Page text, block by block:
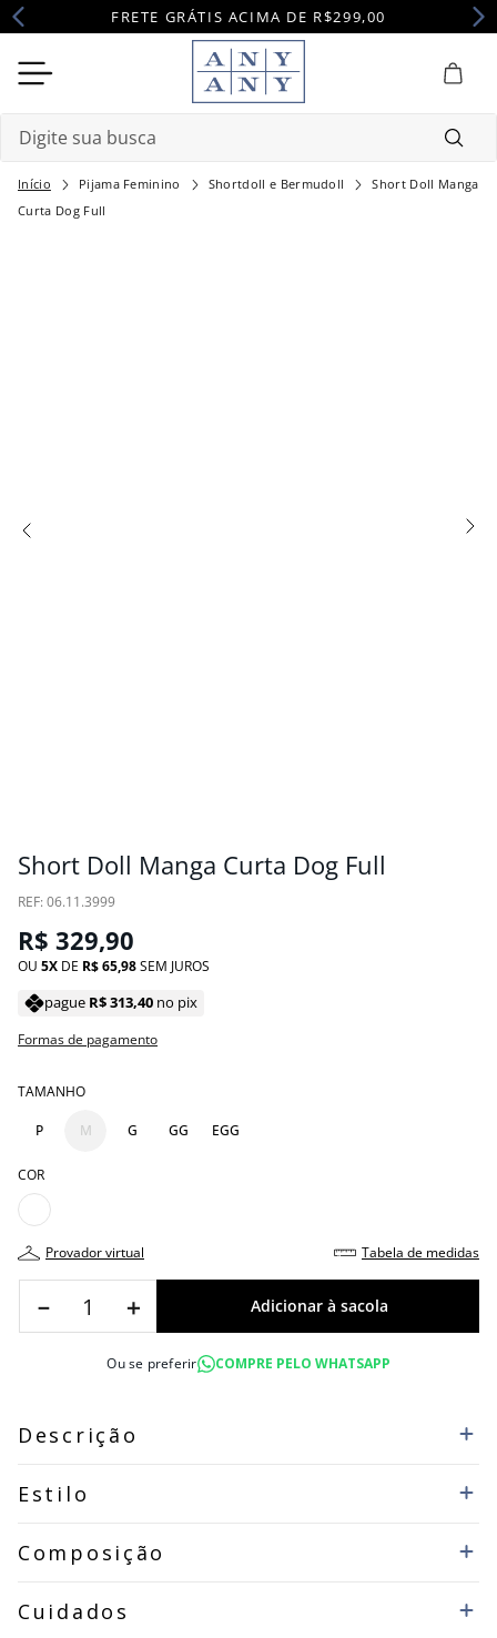
FRETE GRÁTIS ACIMA DE R$299,00
Pijama Feminino Shortdoll e Bermudoll
Short Doll Manga
Curta Dog Full
Short Doll Manga Curta Dog Full
: 06.11.3999
R$ 329,90
OU 5 DE R$65,98SEM JUROS
pague R$313,40 no pix
Formas de pagamento
TAMANHO
P M G GG EGG
COR
provador virtual tabela de medidas
＋
－
Ou se preferir COMPRE PELO WHATSAPP
Descrição
Estilo
Composição
Cuidados
Termos mais buscados